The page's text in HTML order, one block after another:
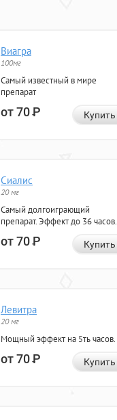
Виагра
100мг
Самый известный в мире
препарат
от 70Р Купить
Сиалис
20 мг
Самый долгоиграющий
препарат. Эффект до 36 часов.
от 70Р Купить
Левитра
20 мг
Мощный эффект на 5ть часов.
от 70Р Купить